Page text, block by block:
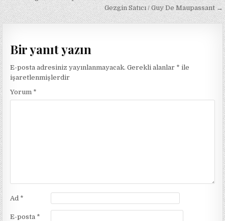
gezinmesi
Gezgin Satıcı / Guy De Maupassant →
Bir yanıt yazın
E-posta adresiniz yayınlanmayacak. Gerekli alanlar * ile
işaretlenmişlerdir
Yorum *
Ad *
E-posta *